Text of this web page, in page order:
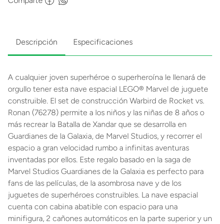
Descripción Especificaciones
A cualquier joven superhéroe o superheroína le llenará de
orgullo tener esta nave espacial LEGO® Marvel de juguete
construible. El set de construcción Warbird de Rocket vs.
Ronan (76278) permite a los niños y las niñas de 8 años o
más recrear la Batalla de Xandar que se desarrolla en
Guardianes de la Galaxia, de Marvel Studios, y recorrer el
espacio a gran velocidad rumbo a infinitas aventuras
inventadas por ellos. Este regalo basado en la saga de
Marvel Studios Guardianes de la Galaxia es perfecto para
fans de las películas, de la asombrosa nave y de los
juguetes de superhéroes construibles. La nave espacial
cuenta con cabina abatible con espacio para una
minifigura, 2 cañones automáticos en la parte superior y un